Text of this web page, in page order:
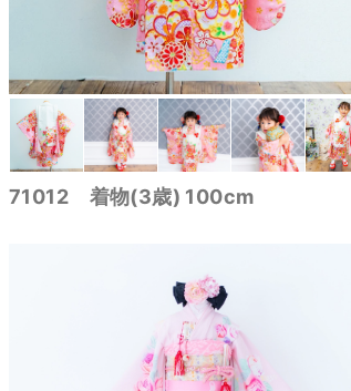
71012 着物(3歳) 100cm